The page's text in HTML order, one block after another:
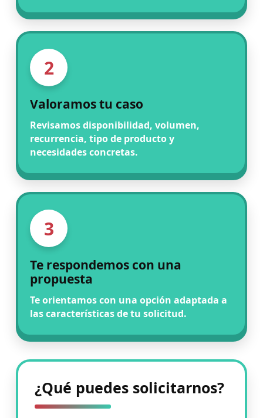
2
Valoramos tu caso
Revisamos disponibilidad, volumen,
recurrencia, tipo de producto y
necesidades concretas.
3
Te respondemos con una
propuesta
Te orientamos con una opción adaptada a
las características de tu solicitud.
¿Qué puedes solicitarnos?